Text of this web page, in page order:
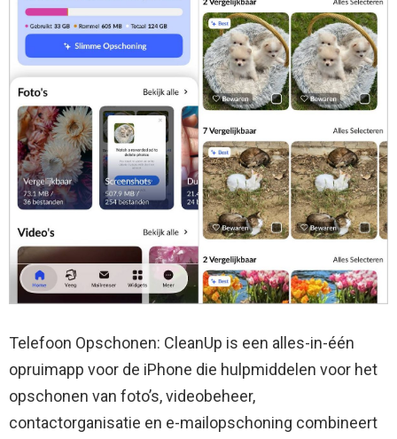
Telefoon Opschonen: CleanUp is een alles-in-één
opruimapp voor de iPhone die hulpmiddelen voor het
opschonen van foto’s, videobeheer,
contactorganisatie en e-mailopschoning combineert